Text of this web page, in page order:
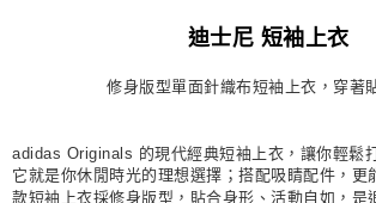
每筆NT$80，滿NT$1,500(含以上)免運費
付款後門市自取
每筆NT$80，滿NT$1,500(含以上)免運費
迪士尼 短袖上衣
修身版型單面針織布短袖上衣，穿著
adidas Originals 的現代經典短袖上衣，讓你輕鬆
它就是你休閒時光的理想選擇；搭配吸睛配件，更
款短袖上衣採修身版型，貼合身形、活動自如，是